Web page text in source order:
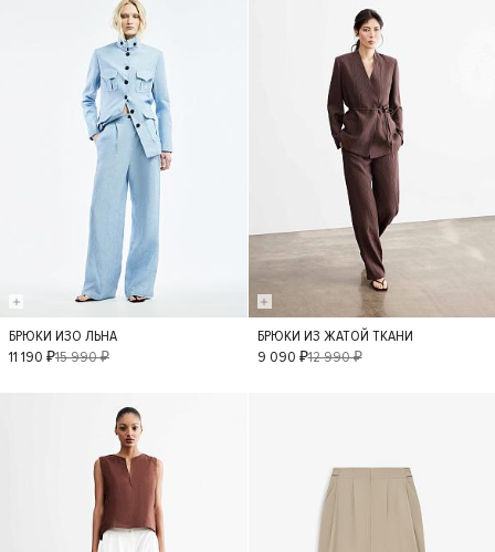
XS S
БРЮКИ ИЗО ЛЬНА
11 190 ₽15 990 ₽ XS S
БРЮКИ ИЗ ЖАТОЙ ТКАНИ
9 090 ₽12 990 ₽